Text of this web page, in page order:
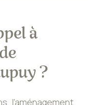
à
?
l’aménagement